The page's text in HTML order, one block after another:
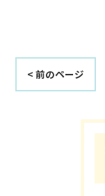
< 前のページ